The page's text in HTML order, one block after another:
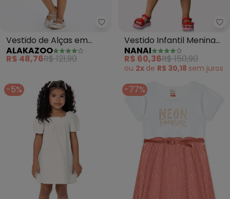
Alakazoo - Vestido de Alças
Vestido de Alças em
Malha de Algodão (Off
White)
ALAKAZOO
R$ 48,76R$ 121,90
Vestido Infantil Menina
Tropical (Branco)
NANAI
R$ 60,36R$ 150,90
ou 2x de R$ 30,18 sem juros
-5% -77%